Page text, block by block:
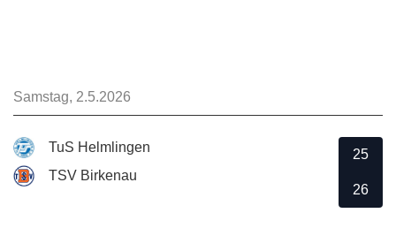
Samstag, 2.5.2026
TuS Helmlingen
TSV Birkenau
25
26